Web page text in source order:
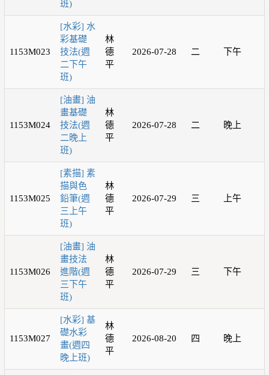
班)
1153M023
[水彩] 水
彩基礎
技法(週
二下午
班)
林
德
平
2026-07-28 二 下午
1153M024
[油畫] 油
畫基礎
技法(週
二晚上
班)
林
德
平
2026-07-28 二 晚上
1153M025
[素描] 素
描與色
鉛筆(週
三上午
班)
林
德
平
2026-07-29 三 上午
1153M026
[油畫] 油
畫技法
進階(週
三下午
班)
林
德
平
2026-07-29 三 下午
1153M027
[水彩] 基
礎水彩
畫(週四
晚上班)
林
德
平
2026-08-20 四 晚上